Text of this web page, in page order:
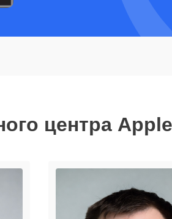
центра